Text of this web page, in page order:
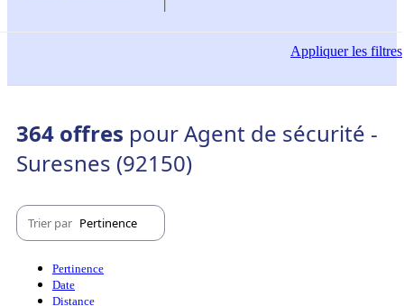
Appliquerles filtres
364 offres pour Agent de sécurité -
Suresnes (92150)
Trier par Pertinence
Pertinence
Date
Distance